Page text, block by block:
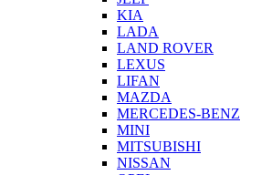
KIA
LADA
LAND ROVER
LEXUS
LIFAN
MAZDA
MERCEDES-BENZ
MINI
MITSUBISHI
NISSAN